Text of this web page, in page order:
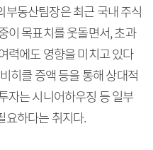
동산팀장은 최근 국내 주식
이 목표치를 웃돌면서, 초과
력에도 영향을 미치고 있다
히클 증액 등을 통해 상대적
자는 시니어하우징 등 일부
요하다는 취지다.